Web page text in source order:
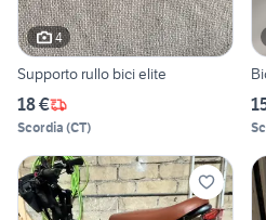
4
Supporto rullo bici elite
18 €
Scordia (CT)